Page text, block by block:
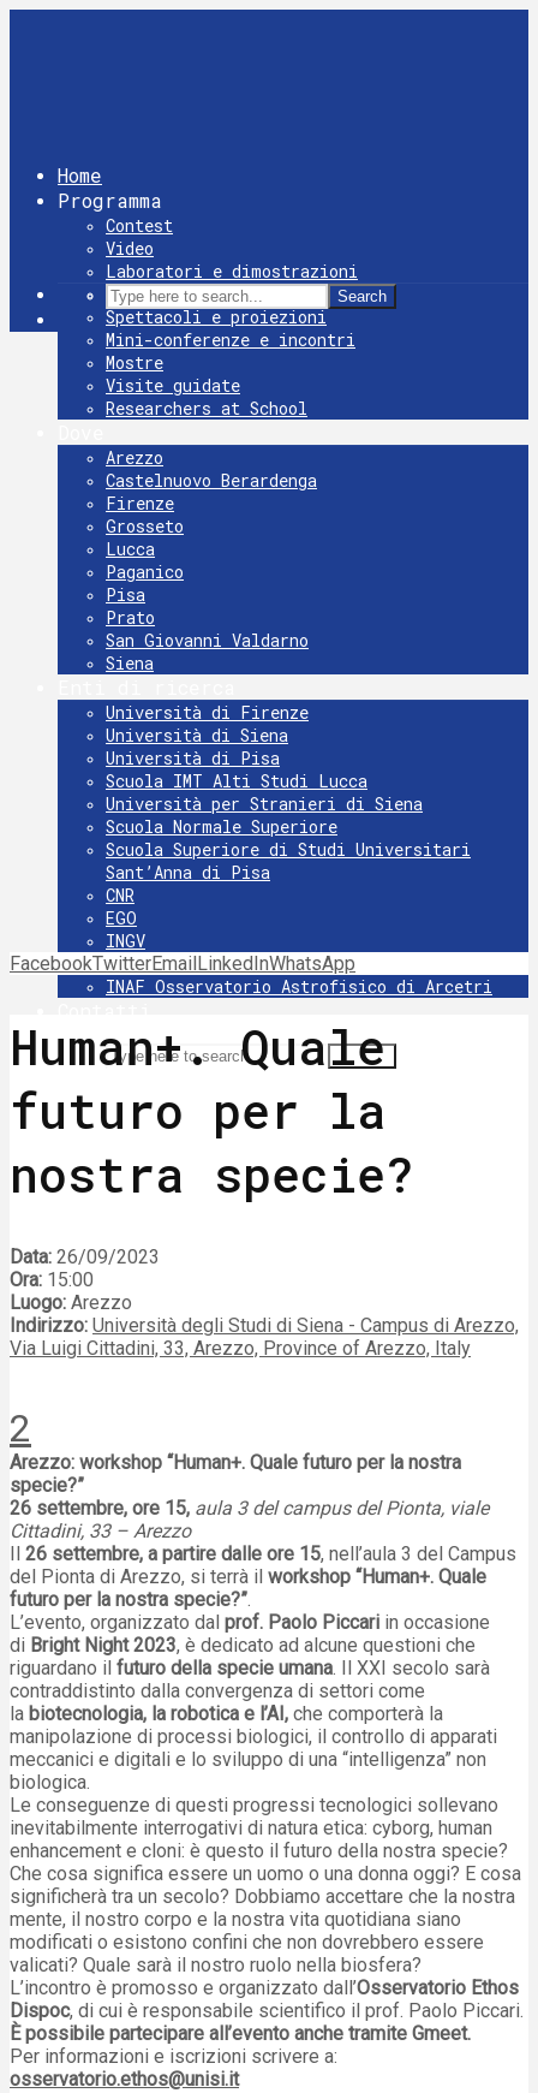
Home
Programma
Contest
Video
Laboratori e dimostrazioni
Giochi
Spettacoli e proiezioni
Mini-conferenze e incontri
Mostre
Visite guidate
Researchers at School
Arezzo
Castelnuovo Berardenga
Firenze
Grosseto
Lucca
Paganico
Pisa
Prato
San Giovanni Valdarno
Siena
Università di Firenze
Università di Siena
Università di Pisa
Scuola IMT Alti Studi Lucca
Università per Stranieri di Siena
Scuola Normale Superiore
Scuola Superiore di Studi Universitari
Sant’Anna di Pisa
CNR
EGO
INGV
INFN
INAF Osservatorio Astrofisico di Arcetri
Search
Search
FacebookTwitterEmailLinkedInWhatsApp
Human+. Quale
futuro per la
nostra specie?
Data: 26/09/2023
Ora: 15:00
Luogo: Arezzo
Indirizzo: Università degli Studi di Siena - Campus di Arezzo,
Via Luigi Cittadini, 33, Arezzo, Province of Arezzo, Italy
2
Arezzo: workshop “Human+. Quale futuro per la nostra
specie?”
26 settembre, ore 15, aula 3 del campus del Pionta, viale
Cittadini, 33 – Arezzo
26 settembre, a partire dalle ore 15, nell’aula 3 del Campus
del Pionta di Arezzo, si terrà il workshop “Human+. Quale
futuro per la nostra specie?”.
L’evento, organizzato dal prof. Paolo Piccari in occasione
di Bright Night 2023, è dedicato ad alcune questioni che
riguardano il futuro della specie umana. Il XXI secolo sarà
contraddistinto dalla convergenza di settori come
la biotecnologia, la robotica e l’AI, che comporterà la
manipolazione di processi biologici, il controllo di apparati
meccanici e digitali e lo sviluppo di una “intelligenza” non
biologica.
Le conseguenze di questi progressi tecnologici sollevano
inevitabilmente interrogativi di natura etica: cyborg, human
enhancement e cloni: è questo il futuro della nostra specie?
Che cosa significa essere un uomo o una donna oggi? E cosa
significherà tra un secolo? Dobbiamo accettare che la nostra
mente, il nostro corpo e la nostra vita quotidiana siano
modificati o esistono confini che non dovrebbero essere
valicati? Quale sarà il nostro ruolo nella biosfera?
L’incontro è promosso e organizzato dall’Osservatorio Ethos
Dispoc, di cui è responsabile scientifico il prof. Paolo Piccari.
È possibile partecipare all’evento anche tramite Gmeet.
Per informazioni e iscrizioni scrivere a:
osservatorio.ethos@unisi.it